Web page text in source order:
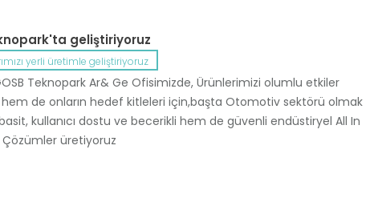
geliştiriyoruz
yerli üretimle geliştiriyoruz
Teknopark Ar& Ge Ofisimizde, Ürünlerimizi olumlu etkiler
de onların hedef kitleleri için,başta Otomotiv sektörü olmak
kullanıcı dostu ve becerikli hem de güvenli endüstiryel All In
üretiyoruz